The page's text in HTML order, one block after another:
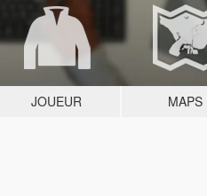
JOUEUR MAPS